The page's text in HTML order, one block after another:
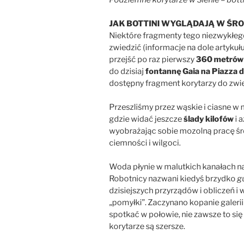
JAK BOTTINI WYGLĄDAJĄ W
Niektóre fragmenty tego
zwiedzić (informacje na dole
przejść po raz pierwszy360
do dzisiaj fontannę Gaia na Piazza
dostępny fragment korytarzy do
Przeszliśmy przez wąskie i ciasne
gdzie widać jeszcześlady kilofów i
wyobrażając sobie mozolną pracę
ciemności i wilgoci.
Woda płynie w malutkich kanałach
Robotnicy nazwani kiedyś brzydko
dzisiejszych przyrządów i obliczeń i
„pomyłki”. Zaczynano kopanie
spotkać w połowie, nie zawsze to
korytarze są szersze.